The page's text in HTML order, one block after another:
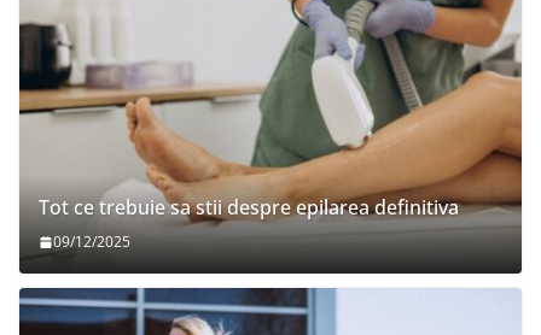
Tot ce trebuie sa stii despre epilarea definitiva
09/12/2025